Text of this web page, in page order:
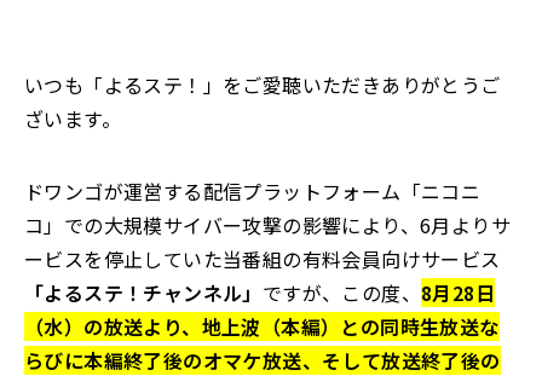
いつも「よるステ！」をご愛聴いただきありがとうご
ざいます。
ドワンゴが運営する配信プラットフォーム「ニコニ
コ」での大規模サイバー攻撃の影響により、6月よりサ
ービスを停止していた当番組の有料会員向けサービス
「よるステ！チャンネル」 ですが、この度、 8月28日
（水）の放送より、 地上波（本編）との同時生放送な
らびに本編終了後のオマケ放送、そして放送終了後の